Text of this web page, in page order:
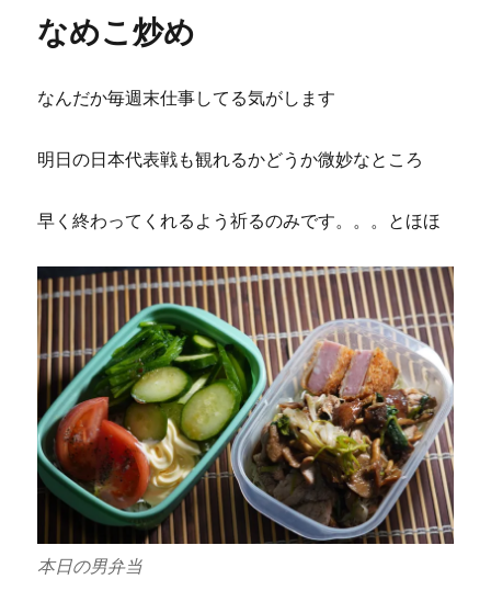
と
ム
なめこ炒め
なんだか毎週末仕事してる気がします
明日の日本代表戦も観れるかどうか微妙なところ
早く終わってくれるよう祈るのみです。。。とほほ
本日の男弁当